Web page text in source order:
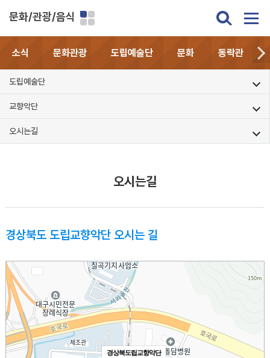
문화/관광/음식
소식 문화관광 도립예술단 문화 동락관
도립예술단
교향악단
오시는길
오시는길
경상북도 도립교향악단 오시는 길
경상북도립교향악단